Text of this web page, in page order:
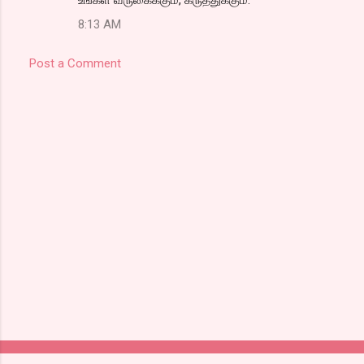
8:13 AM
Post a Comment